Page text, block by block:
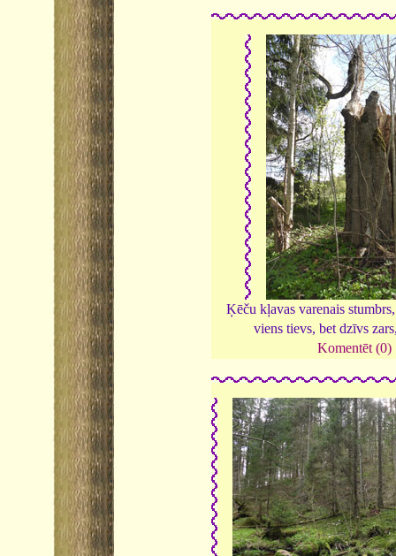
Ķēču kļavas varenais
viens tievs, bet dzīvs
Komentēt (0)